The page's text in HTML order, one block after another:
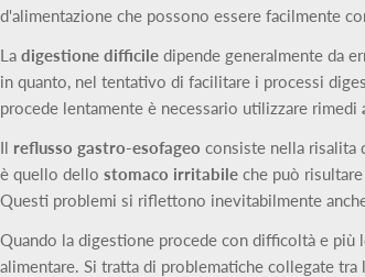
d'alimentazione che possono essere facilmente
La digestione difficile dipende generalmente da
in quanto, nel tentativo di facilitare i processi
procede lentamente è necessario utilizzare rimedi
Il reflusso gastro-esofageo consiste nella risalita
è quello dello stomaco irritabile che può
Questi problemi si riflettono inevitabilmente
Quando la digestione procede con difficoltà e più
alimentare. Si tratta di problematiche collegate